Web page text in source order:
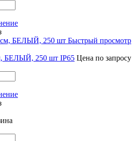
Быстрый просмотр
БЕЛЫЙ, 250 шт IP65 Цена по запросу